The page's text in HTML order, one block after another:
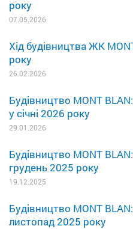
року
07.05.2026
Хід будівництва ЖК
року
26.02.2026
Будівництво MONT
у січні 2026 року
29.01.2026
Будівництво MONT
грудень 2025 року
19.12.2025
Будівництво MONT
листопад 2025 року